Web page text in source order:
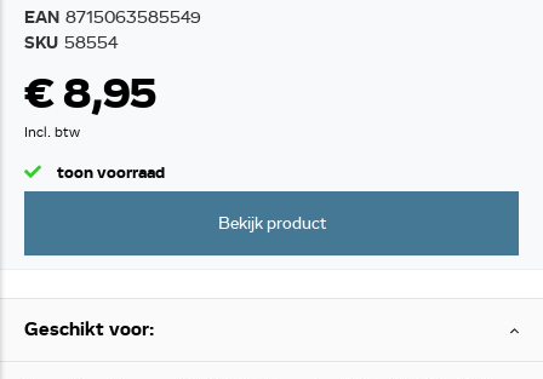
EAN 8715063585549
SKU 58554
€ 8,95
Incl. btw
toon voorraad
Bekijk product
Geschikt voor: